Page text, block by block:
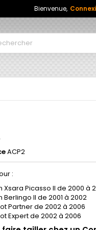
Bienvenue,
ACP2
:
Xsara Picasso II de 2000 à
Berlingo II de 2001 à 2002
Partner de 2002 à 2006
Expert de 2002 à 2006